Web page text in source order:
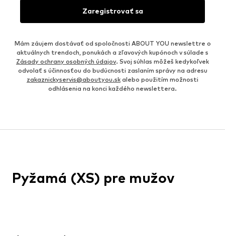
Zaregistrovať sa
Mám záujem dostávať od spoločnosti ABOUT YOU newslettre o
aktuálnych trendoch, ponukách a zľavových kupónoch v súlade s
Zásady ochrany osobných údajov. Svoj súhlas môžeš kedykoľvek
odvolať s účinnosťou do budúcnosti zaslaním správy na adresu
zakaznickyservis@aboutyou.sk alebo použitím možnosti
odhlásenia na konci každého newslettera.
Pyžamá (XS) pre mužov